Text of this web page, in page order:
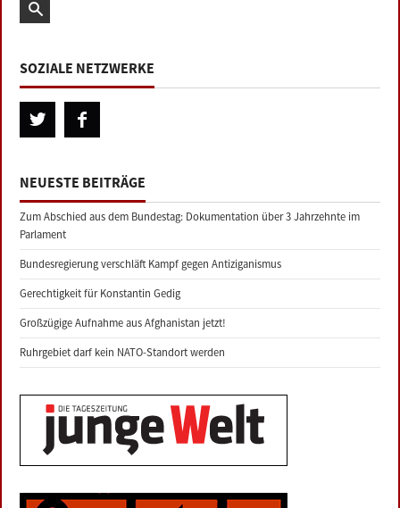
SOZIALE NETZWERKE
NEUESTE BEITRÄGE
Zum Abschied aus dem Bundestag: Dokumentation über 3 Jahrzehnte im
Parlament
Bundesregierung verschläft Kampf gegen Antiziganismus
Gerechtigkeit für Konstantin Gedig
Großzügige Aufnahme aus Afghanistan jetzt!
Ruhrgebiet darf kein NATO-Standort werden